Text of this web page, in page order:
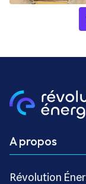
A propos
Révolution